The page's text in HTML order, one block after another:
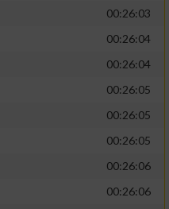
00:26:03
00:26:04
00:26:04
00:26:05
00:26:05
00:26:05
00:26:06
00:26:06